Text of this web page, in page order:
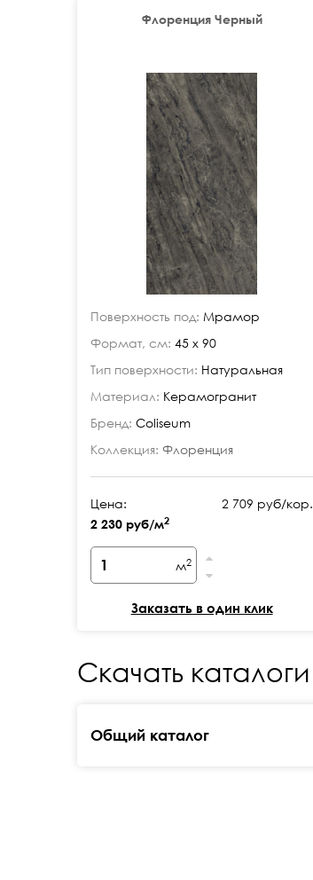
Флоренция Черный
Поверхность под: Мрамор
Формат, см: 45 x 90
Тип поверхности: Натуральная
Материал: Керамогранит
Бренд: Coliseum
Коллекция: Флоренция
Цена:
2 230 руб/м2
2 709 руб/кор.
м2
Заказать в один клик
Скачать каталоги
Общий каталог